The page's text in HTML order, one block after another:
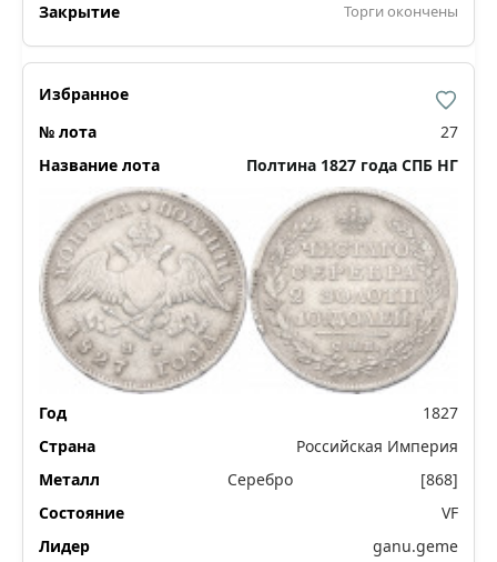
Торги окончены
27
Полтина 1827 года СПБ НГ
1827
Российская Империя
Серебро
[868]
VF
ganu.geme